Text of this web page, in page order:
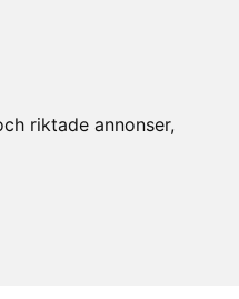
riktade annonser,